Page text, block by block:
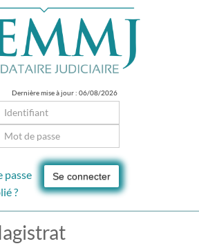
Dernière mise à jour : 06/08/2026
Se connecter
passe
?